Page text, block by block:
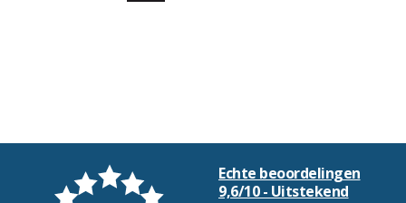
Echte beoordelingen
9,6/10 - Uitstekend